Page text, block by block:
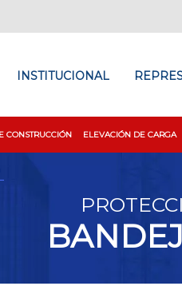
INSTITUCIONAL
CONSTRUCCIÓN ELEVACIÓN DE CARGA